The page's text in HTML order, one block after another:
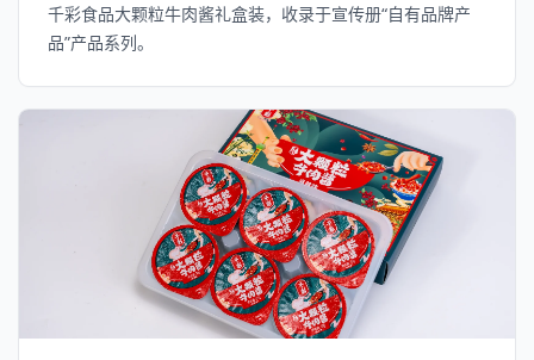
千彩食品大颗粒牛肉酱礼盒装，收录于宣传册“自有品牌产
品”产品系列。